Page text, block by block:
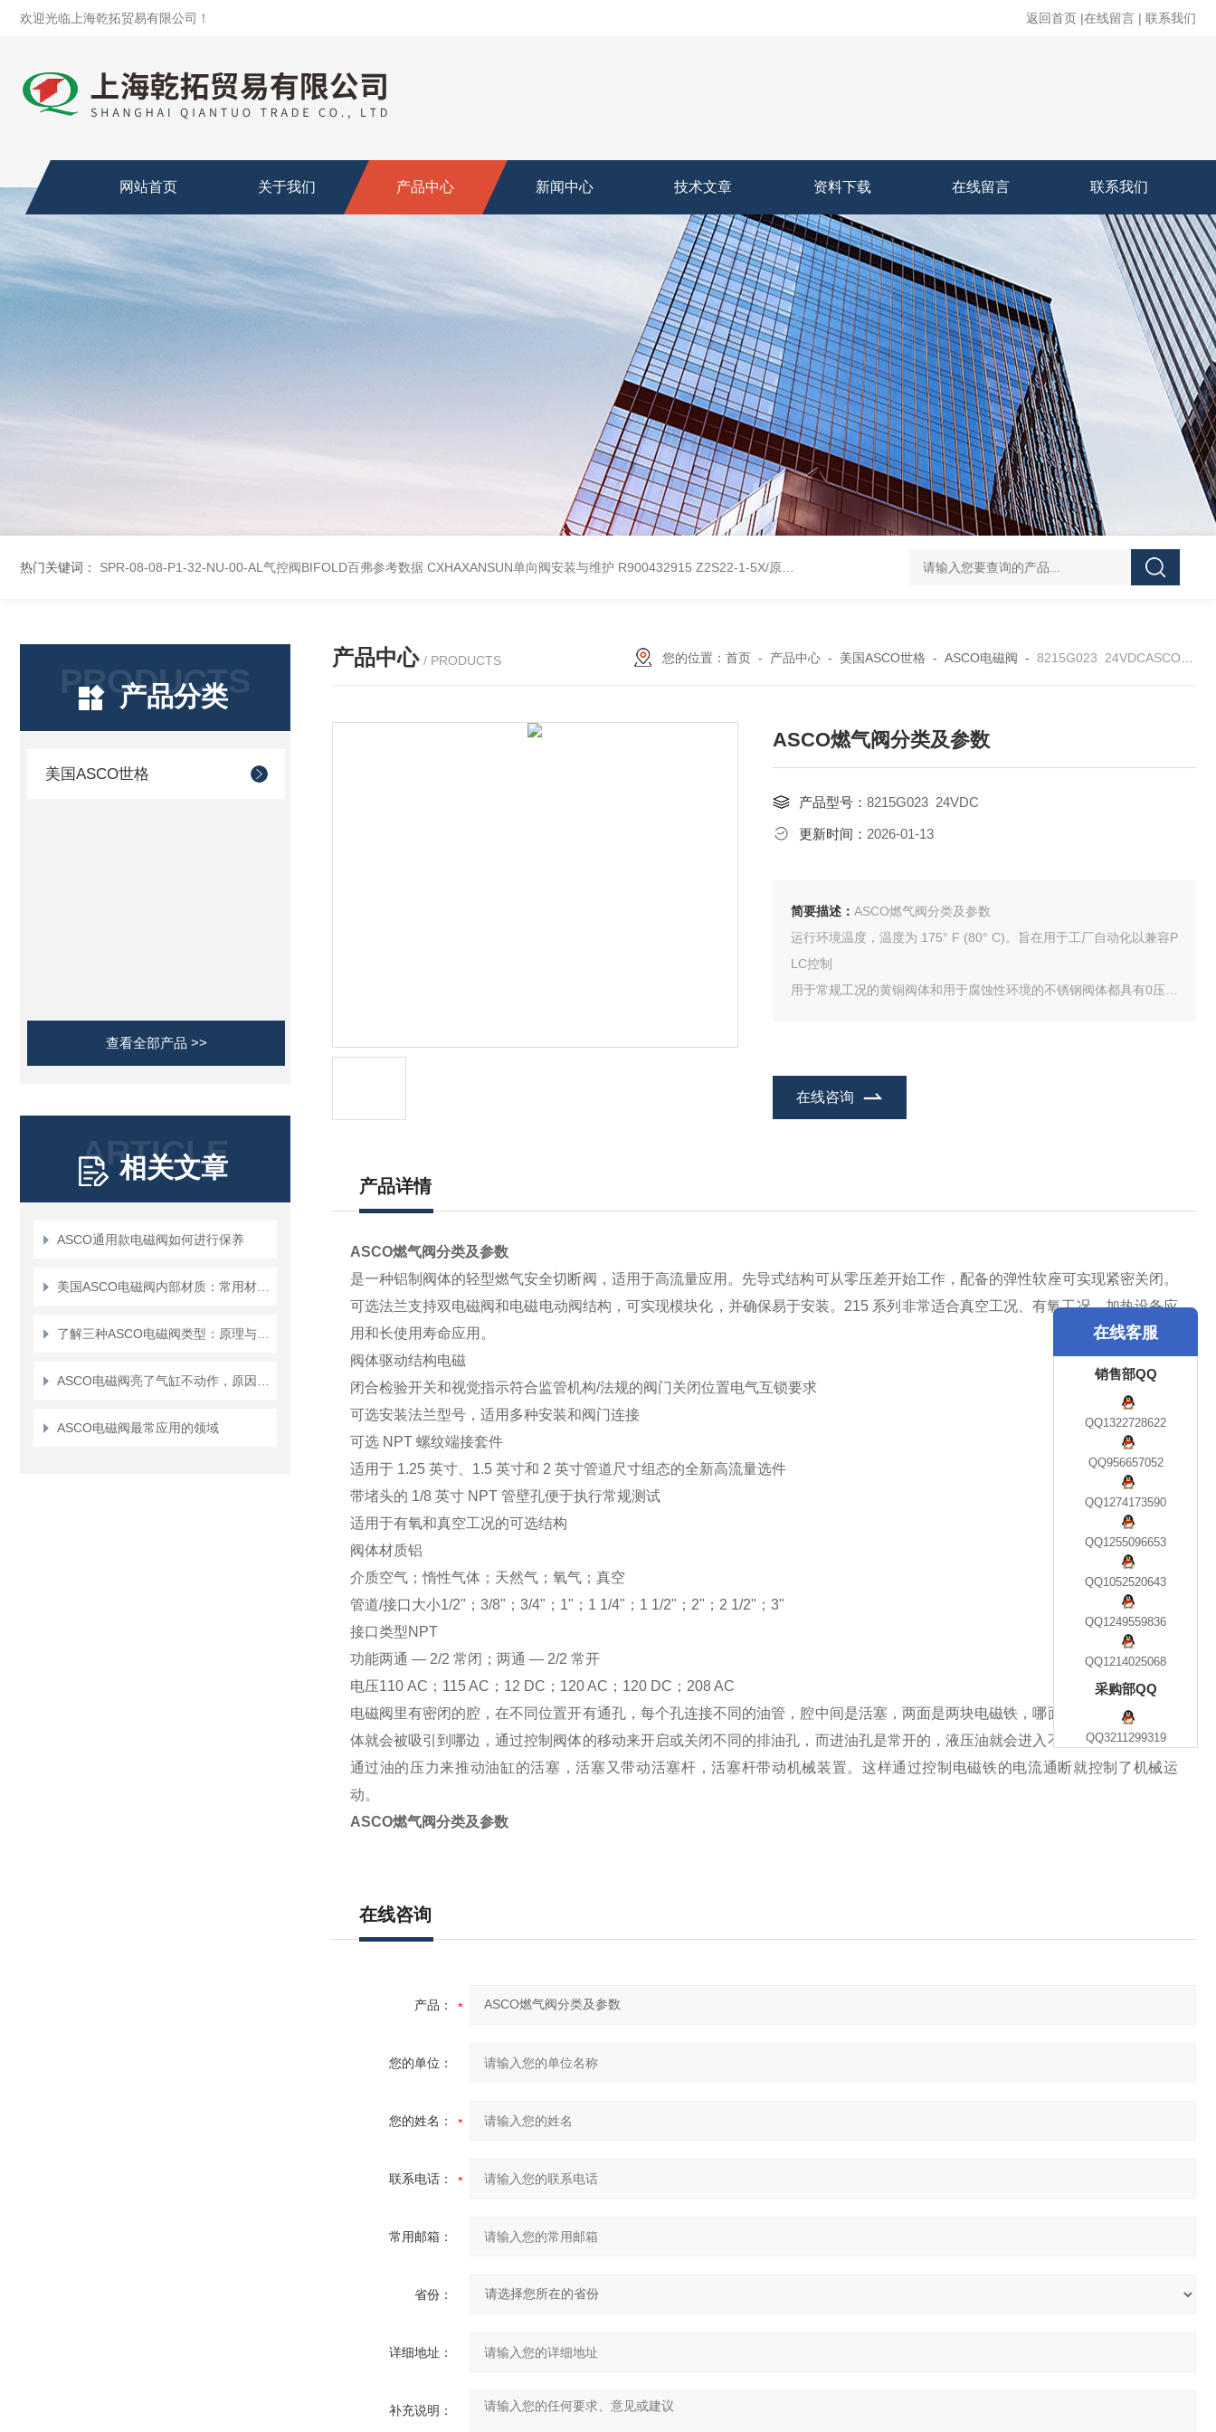
欢迎光临上海乾拓贸易有限公司！ 返回首页 |在线留言 | 联系我们
网站首页 关于我们 产品中心 新闻中心 技术文章 资料下载 在线留言 联系我们
热门关键词： SPR-08-08-P1-32-NU-00-AL气控阀BIFOLD百弗参考数据 CXHAXANSUN单向阀安装与维护 R900432915 Z2S22-1-5X/原装产品REXROTH叠加式单向阀 UPF1S-CL-12-B-W-20-EN424威格士
PRODUCTS
产品分类
美国ASCO世格
查看全部产品 >>
ARTICLE
相关文章
ASCO通用款电磁阀如何进行保养
ASCO电磁阀最常应用的领域
产品中心 / PRODUCTS 您的位置： 首页- 产品中心- 美国ASCO世格 - ASCO电磁阀 - 8215G023 24VDCASCO燃气阀分类及参数
ASCO燃气阀分类及参数
产品型号： 8215G023 24VDC
更新时间： 2026-01-13
简要描述： ASCO燃气阀分类及参数
运行环境温度，温度为 175° F (80° C)。旨在用于工厂自动化以兼容P
LC控制
用于常规工况的黄铜阀体和用于腐蚀性环境的不锈钢阀体都具有0压启
在线咨询
产品详情
ASCO燃气阀分类及参数
是一种铝制阀体的轻型燃气安全切断阀，适用于高流量应用。先导式结构可从零压差开始工作，配备的弹性软座可实现紧密关闭。
可选法兰支持双电磁阀和电磁电动阀结构，可实现模块化，并确保易于安装。215 系列非常适合真空工况、有氧工况、加热设备应
用和长使用寿命应用。
阀体驱动结构电磁
闭合检验开关和视觉指示符合监管机构/法规的阀门关闭位置电气互锁要求
可选安装法兰型号，适用多种安装和阀门连接
可选 NPT 螺纹端接套件
适用于 1.25 英寸、1.5 英寸和 2 英寸管道尺寸组态的全新高流量选件
带堵头的 1/8 英寸 NPT 管壁孔便于执行常规测试
适用于有氧和真空工况的可选结构
阀体材质铝
介质空气；惰性气体；天然气；氧气；真空
管道/接口大小1/2"；3/8"；3/4"；1"；1 1/4"；1 1/2"；2"；2 1/2"；3"
接口类型NPT
功能两通 — 2/2 常闭；两通 — 2/2 常开
电压110 AC；115 AC；12 DC；120 AC；120 DC；208 AC
电磁阀里有密闭的腔，在不同位置开有通孔，每个孔连接不同的油管，腔中间是活塞，两面是两块电磁铁，哪面的磁铁线圈通电阀
体就会被吸引到哪边，通过控制阀体的移动来开启或关闭不同的排油孔，而进油孔是常开的，液压油就会进入不同的排油管，然后
通过油的压力来推动油缸的活塞，活塞又带动活塞杆，活塞杆带动机械装置。这样通过控制电磁铁的电流通断就控制了机械运
动。
ASCO燃气阀分类及参数
在线咨询
产品：
您的单位：
您的姓名：
联系电话：
常用邮箱：
省份：
详细地址：
补充说明：
在线客服
销售部QQ
QQ1322728622
QQ956657052
QQ1274173590
QQ1255096653
QQ1052520643
QQ1249559836
QQ1214025068
采购部QQ
QQ3211299319